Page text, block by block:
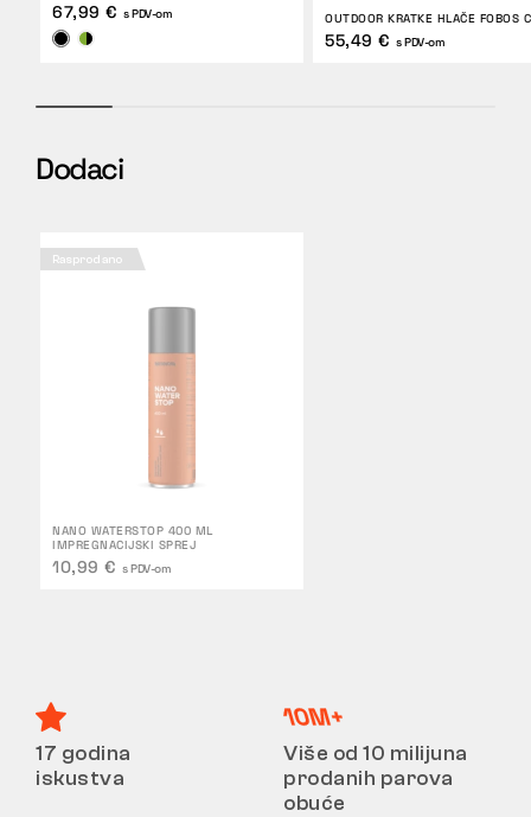
67,99 € s PDV-om OUTDOOR KRATKE HLAČE FOBOS
55,49 € s PDV-om
Dodaci
Rasprodano
NANO WATERSTOP 400 ML
IMPREGNACIJSKI SPREJ
10,99 € s PDV-om
17 godina
iskustva
Više od 10 milijuna
prodanih parova
obuće